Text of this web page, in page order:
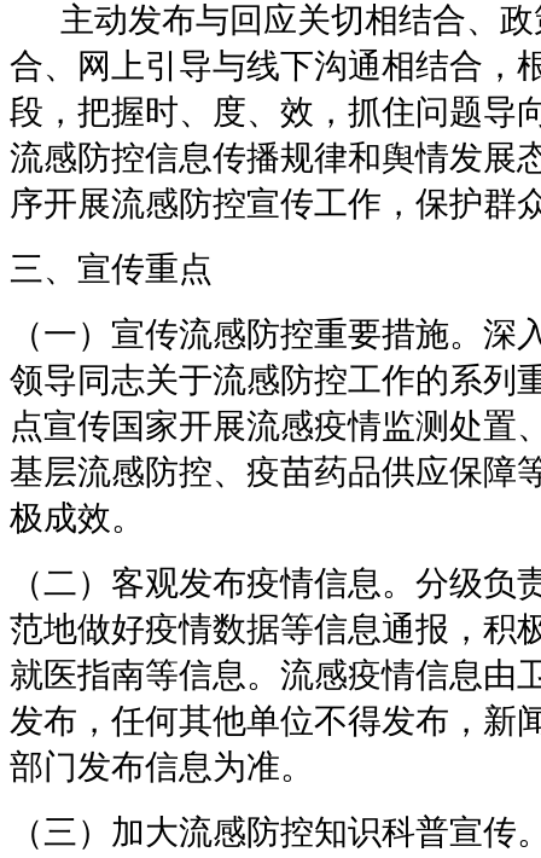
主动发布与回应关切相结合、政
合、网上引导与线下沟通相结合，
段，把握时、度、效，抓住问题导
流感防控信息传播规律和舆情发展
序开展流感防控宣传工作，保护群
三、宣传重点
（一）宣传流感防控重要措施。深
领导同志关于流感防控工作的系列
点宣传国家开展流感疫情监测处置
基层流感防控、疫苗药品供应保障
极成效。
（二）客观发布疫情信息。分级负
范地做好疫情数据等信息通报，积
就医指南等信息。流感疫情信息由
发布，任何其他单位不得发布，新
部门发布信息为准。
（三）加大流感防控知识科普宣传